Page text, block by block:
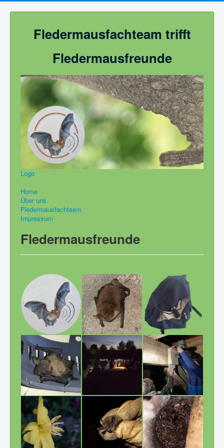
Fledermausfachteam trifft
Fledermausfreunde
Logo
Home
Über uns
Fledermausfachteam
Impressum
Fledermausfreunde